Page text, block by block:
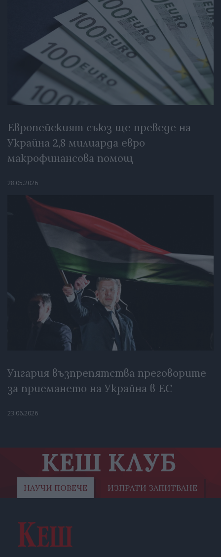
Европейският съюз ще преведе на
Украйна 2,8 милиарда евро
макрофинансова помощ
28.05.2026
Унгария възпрепятства преговорите
за приемането на Украйна в ЕС
23.06.2026
КЕШ КЛУБ
НАУЧИ ПОВЕЧЕ ИЗПРАТИ ЗАПИТВАНЕ